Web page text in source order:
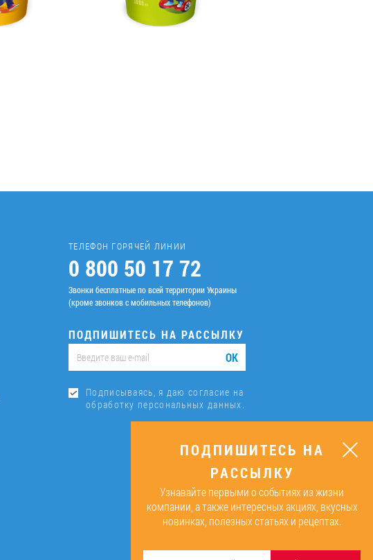
ТЕЛЕФОН ГОРЯЧЕЙ ЛИНИИ
0 800 50 17 72
Звонки бесплатные по всей территории Украины
(кроме звонков с мобильных телефонов)
ПОДПИШИТЕСЬ НА РАССЫЛКУ
ОК
Подписываясь, я даю согласие на
обработку персональных данных.
ПОДПИШИТЕСЬ НА
РАССЫЛКУ
Узнавайте первыми о событиях из жизни
компании, а также интересных акциях, вкусных
новинках, полезных статьях и рецептах.